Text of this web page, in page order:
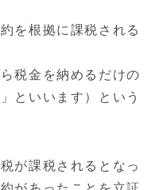
を根拠に課税される
税金を納めるだけの
といいます）という
が課税されるとなっ